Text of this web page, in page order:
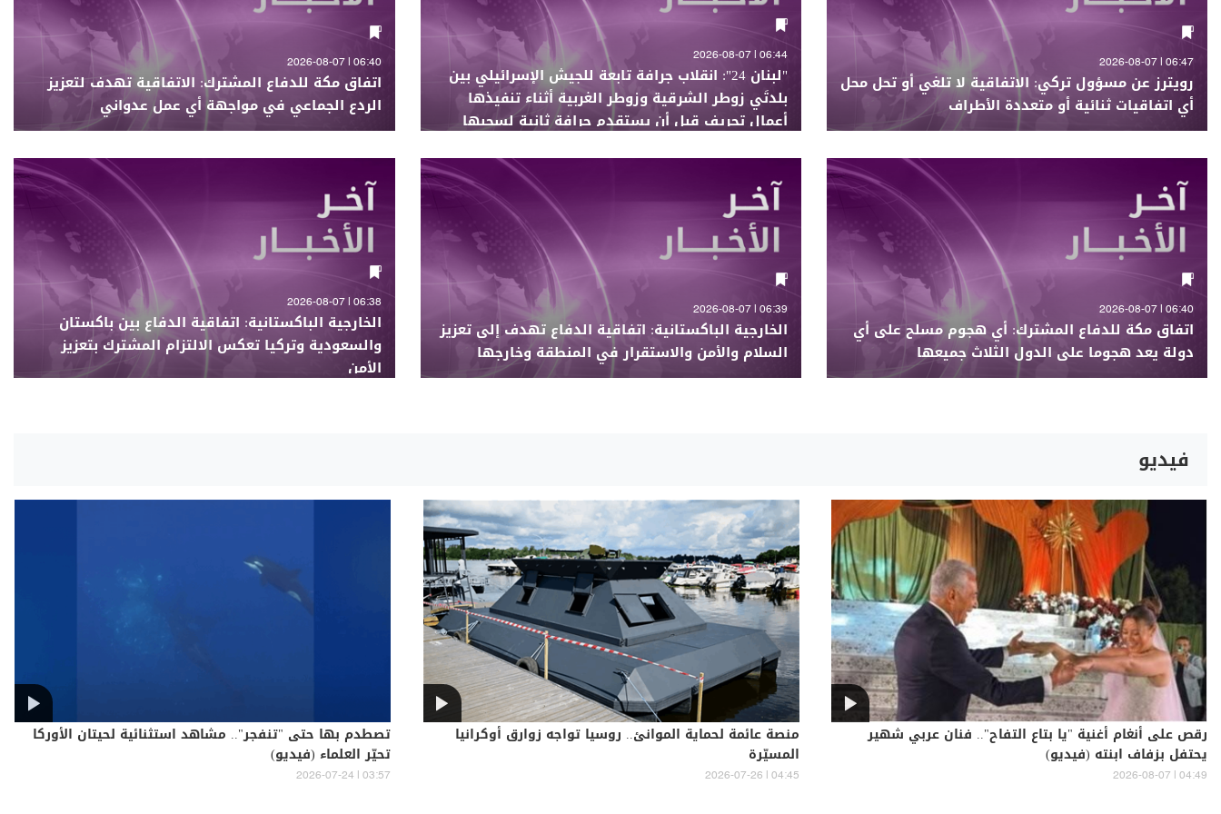
06:47 | 2026-08-07
رويترز عن مسؤول تركي: الاتفاقية لا تلغي أو تحل محل
أي اتفاقيات ثنائية أو متعددة الأطراف
06:44 | 2026-08-07
"لبنان 24": انقلاب جرافة تابعة للجيش الإسرائيلي بين
بلدتَي زوطر الشرقية وزوطر الغربية أثناء تنفيذها
أعمال تجريف قبل أن يستقدم جرافة ثانية لسحبها
06:40 | 2026-08-07
اتفاق مكة للدفاع المشترك: الاتفاقية تهدف لتعزيز
الردع الجماعي في مواجهة أي عمل عدواني
06:40 | 2026-08-07
اتفاق مكة للدفاع المشترك: أي هجوم مسلح على أي
دولة يعد هجوما على الدول الثلاث جميعها
06:39 | 2026-08-07
الخارجية الباكستانية: اتفاقية الدفاع تهدف إلى تعزيز
السلام والأمن والاستقرار في المنطقة وخارجها
06:38 | 2026-08-07
الخارجية الباكستانية: اتفاقية الدفاع بين باكستان
والسعودية وتركيا تعكس الالتزام المشترك بتعزيز
الأمن
فيديو
رقص على أنغام أغنية "يا بتاع التفاح".. فنان عربي شهير
يحتفل بزفاف ابنته (فيديو)
04:49 | 2026-08-07
منصة عائمة لحماية الموانئ.. روسيا تواجه زوارق أوكرانيا
المسيّرة
04:45 | 2026-07-26
تصطدم بها حتى "تنفجر".. مشاهد استثنائية لحيتان الأوركا
تحيّر العلماء (فيديو)
03:57 | 2026-07-24